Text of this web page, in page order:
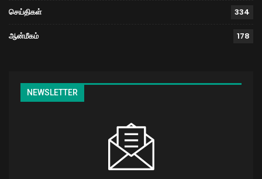
செய்திகள் 334
ஆன்மீகம் 178
NEWSLETTER